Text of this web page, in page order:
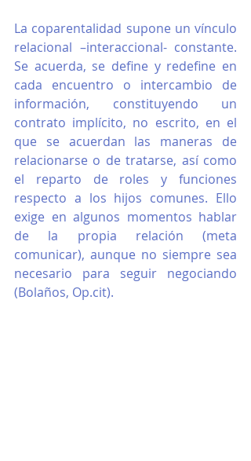
La coparentalidad supone un vínculo
relacional –interaccional- constante.
Se acuerda, se defi­ne y redefine en
cada encuentro o intercambio de
información, constituyendo un
contrato implícito, no escrito, en el
que se acuerdan las maneras de
relacionarse o de tratarse, así como
el reparto de roles y funciones
respecto a los hijos comunes. Ello
exige en algunos momentos hablar
de la pro­pia relación (meta
comunicar), aunque no siempre sea
necesario para seguir negociando
(Bolaños, Op.cit).